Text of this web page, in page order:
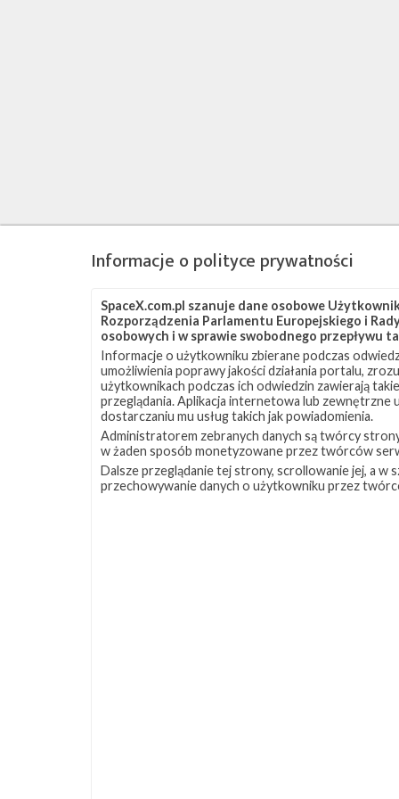
Informacje o polityce prywatności
SpaceX.com.pl szanuje dane osobowe
Rozporządzenia Parlamentu Europejskiego i
osobowych i w sprawie swobodnego przepływu
Informacje o użytkowniku zbierane podczas
umożliwienia poprawy jakości działania portalu,
użytkownikach podczas ich odwiedzin zawierają
przeglądania. Aplikacja internetowa lub
dostarczaniu mu usług takich jak powiadomienia.
Administratorem zebranych danych są twórcy
w żaden sposób monetyzowane przez twórców
Dalsze przeglądanie tej strony, scrollowanie jej, a w
przechowywanie danych o użytkowniku przez